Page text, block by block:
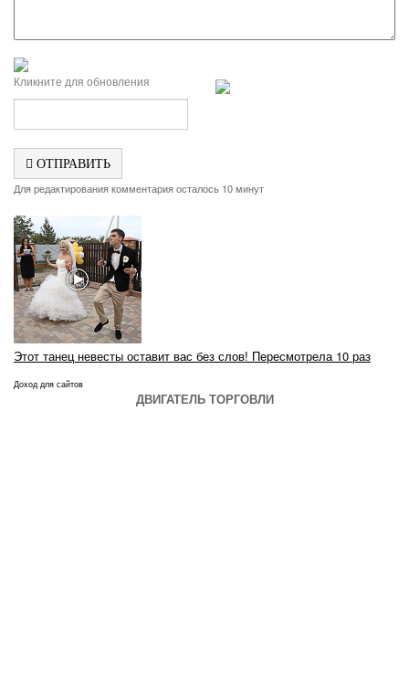
Кликните для обновления
ОТПРАВИТЬ
Для редактирования комментария осталось 10 минут
Этот танец невесты оставит вас без слов! Пересмотрела 10 раз
Доход для сайтов
ДВИГАТЕЛЬ ТОРГОВЛИ